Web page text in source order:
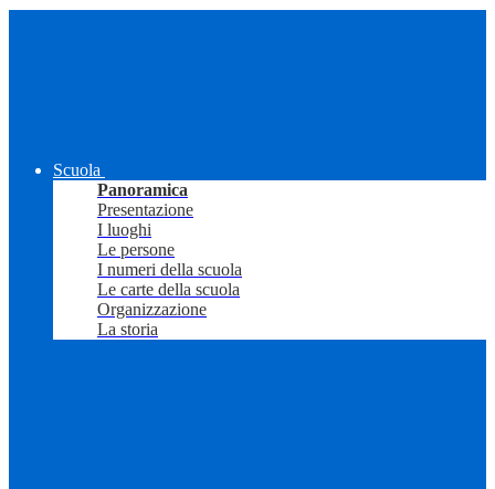
Scuola
Panoramica
Presentazione
I luoghi
Le persone
I numeri della scuola
Le carte della scuola
Organizzazione
La storia